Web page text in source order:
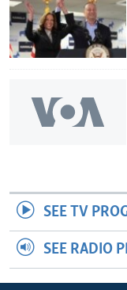
SEE TV
SEE RADIO